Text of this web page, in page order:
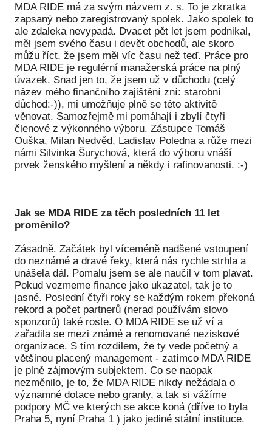
MDA RIDE má za svým názvem z. s. To je zkratka
zapsaný nebo zaregistrovaný spolek. Jako spolek to
ale zdaleka nevypadá. Dvacet pět let jsem podnikal,
měl jsem svého času i devět obchodů, ale skoro
můžu říct, že jsem měl víc času než teď. Práce pro
MDA RIDE je regulérní manažerská práce na plný
úvazek. Snad jen to, že jsem už v důchodu (celý
název mého finančního zajištění zní: starobní
důchod:-)), mi umožňuje plně se této aktivitě
věnovat. Samozřejmě mi pomáhají i zbylí čtyři
členové z výkonného výboru. Zástupce Tomáš
Ouška, Milan Nedvěd, Ladislav Poledna a růže mezi
námi Silvinka Šurychová, která do výboru vnáší
prvek ženského myšlení a někdy i rafinovanosti. :-)
Jak se MDA RIDE za těch posledních 11 let
proměnilo?
Zásadně. Začátek byl víceméně nadšené vstoupení
do neznámé a dravé řeky, která nás rychle strhla a
unášela dál. Pomalu jsem se ale naučil v tom plavat.
Pokud vezmeme finance jako ukazatel, tak je to
jasné. Poslední čtyři roky se každým rokem překoná
rekord a počet partnerů (nerad používám slovo
sponzorů) také roste. O MDA RIDE se už ví a
zařadila se mezi známé a renomované neziskové
organizace. S tím rozdílem, že ty vede početný a
většinou placený management - zatímco MDA RIDE
je plně zájmovým subjektem. Co se naopak
nezměnilo, je to, že MDA RIDE nikdy nežádala o
významné dotace nebo granty, a tak si vážíme
podpory MČ ve kterých se akce koná (dříve to byla
Praha 5, nyní Praha 1 ) jako jediné státní instituce.